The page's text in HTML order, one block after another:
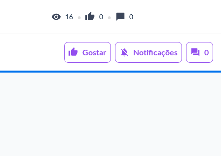
16 • 0 • 0
Gostar Notificações 0